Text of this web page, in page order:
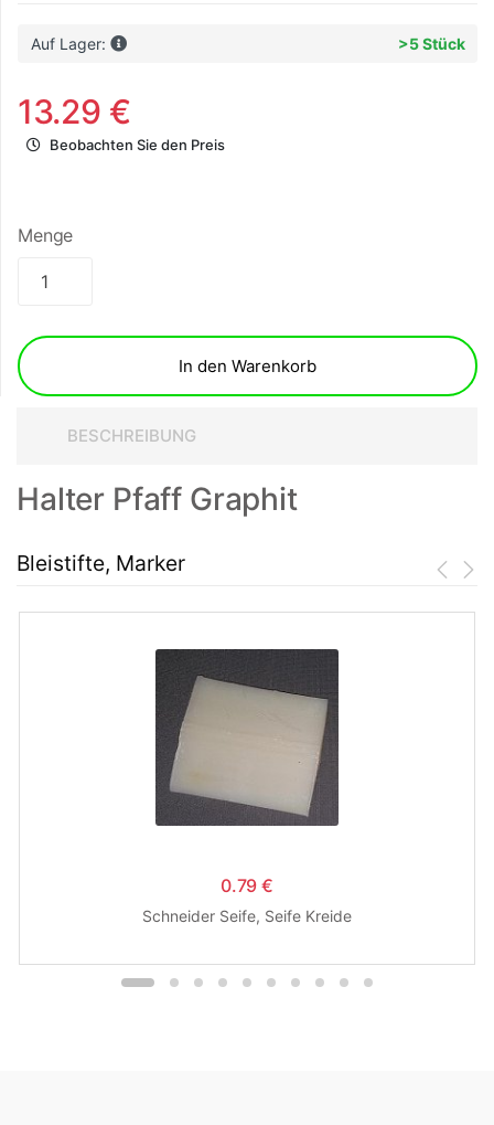
Auf Lager: >5 Stück
13.29 €
Beobachten Sie den Preis
Menge
In den Warenkorb
BESCHREIBUNG
Halter Pfaff Graphit
Bleistifte, Marker
0.79 €
Schneider Seife, Seife Kreide